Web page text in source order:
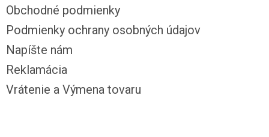
Obchodné podmienky
Podmienky ochrany osobných údajov
Napíšte nám
Reklamácia
Vrátenie a Výmena tovaru